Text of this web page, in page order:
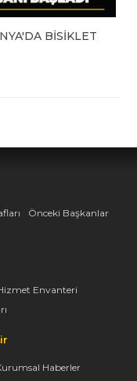
BİSİKLET
Önceki Başkanlar
Envanteri
Haberler